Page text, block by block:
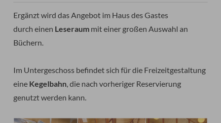
Ergänzt wird das Angebot im Haus des Gastes
durch einen Leseraum mit einer großen Auswahl an
Büchern.
Im Untergeschoss befindet sich für die Freizeitgestaltung
eine Kegelbahn, die nach vorheriger Reservierung
genutzt werden kann.